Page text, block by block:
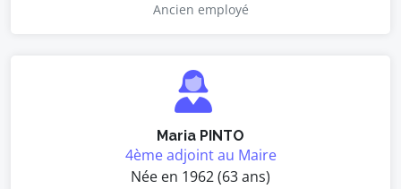
Ancien employé
Maria PINTO
4ème adjoint au Maire
Née en 1962 (63 ans)